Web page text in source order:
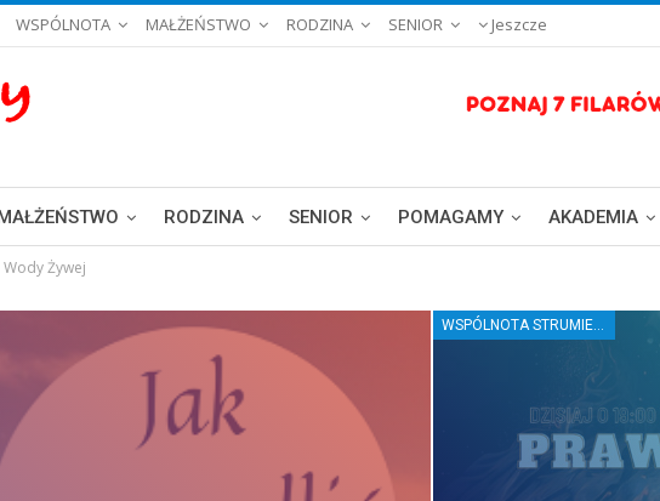
WSPÓLNOTA MAŁŻEŃSTWO RODZINA SENIOR Jeszcze
RODZINA SENIOR POMAGAMY AKADEMIA
Żywej
WSPÓLNOTA STRUMIENIE WODY ŻYWEJ